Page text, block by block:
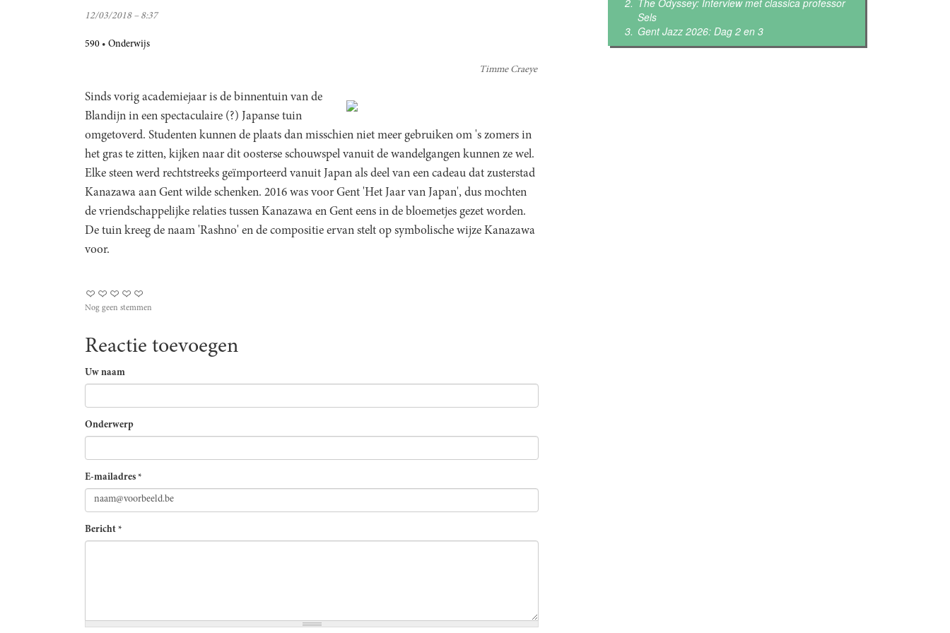
12/03/2018 – 8:37
590 Onderwijs
Timme Craeye
Sinds vorig academiejaar is de binnentuin van de
Blandijn in een spectaculaire (?) Japanse tuin
omgetoverd. Studenten kunnen de plaats dan misschien niet meer gebruiken om 's zomers in
het gras te zitten, kijken naar dit oosterse schouwspel vanuit de wandelgangen kunnen ze wel.
Elke steen werd rechtstreeks geïmporteerd vanuit Japan als deel van een cadeau dat zusterstad
Kanazawa aan Gent wilde schenken. 2016 was voor Gent 'Het Jaar van Japan', dus mochten
de vriendschappelijke relaties tussen Kanazawa en Gent eens in de bloemetjes gezet worden.
De tuin kreeg de naam 'Rashno' en de compositie ervan stelt op symbolische wijze Kanazawa
voor.
Nog geen stemmen
Reactie toevoegen
Uw naam
Onderwerp
E-mailadres *
Bericht *
Sels
Gent Jazz 2026: Dag 2 en 3